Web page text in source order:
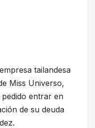
tailandesa
Miss Universo,
entrar en
de su deuda